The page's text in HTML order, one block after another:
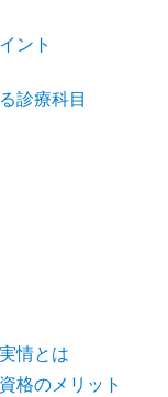
ント
診療科目
情とは
格のメリット